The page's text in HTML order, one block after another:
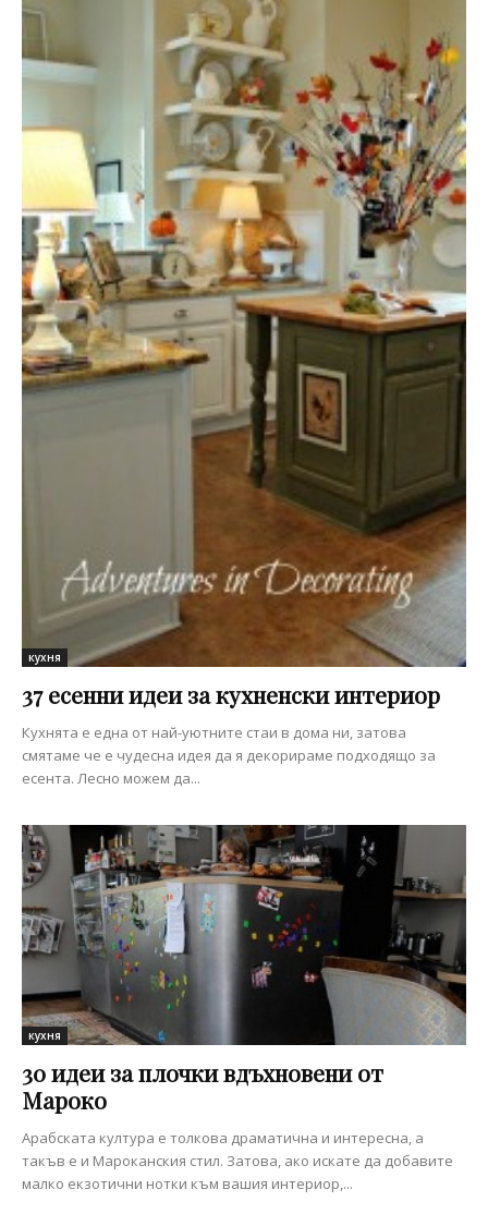
кухня
37 есенни идеи за кухненски интериор
Кухнята е една от най-уютните стаи в дома ни, затова
смятаме че е чудесна идея да я декорираме подходящо за
есента. Лесно можем да...
кухня
30 идеи за плочки вдъхновени от
Мароко
Арабската култура е толкова драматична и интересна, а
такъв е и Мароканския стил. Затова, ако искате да добавите
малко екзотични нотки към вашия интериор,...